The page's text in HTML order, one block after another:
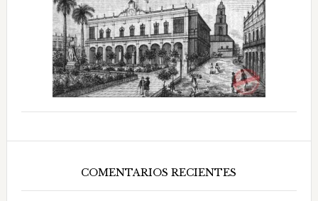
COMENTARIOS RECIENTES